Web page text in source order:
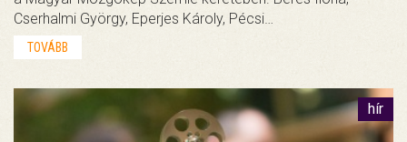
Cserhalmi György, Eperjes Károly, Pécsi…
TOVÁBB
hír